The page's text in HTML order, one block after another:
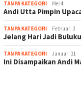
TANPA KATEGORI Mei 4
Andi Utta Pimpin
TANPA KATEGORI Februari 3
Jelang Hari Jadi
TANPA KATEGORI Januari 31
Ini Disampaikan Andi